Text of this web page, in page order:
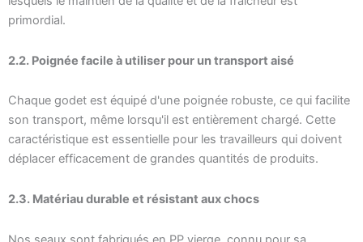
primordial.
2.2. Poignée facile à utiliser pour un transport aisé
Chaque godet est équipé d'une poignée robuste, ce qui facilite
son transport, même lorsqu'il est entièrement chargé. Cette
caractéristique est essentielle pour les travailleurs qui doivent
déplacer efficacement de grandes quantités de produits.
2.3. Matériau durable et résistant aux chocs